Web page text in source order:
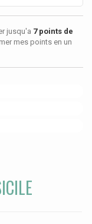
jusqu'a 7points de
mes points en un